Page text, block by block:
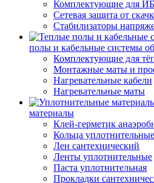
Комплектующие для
Сетевая защита от
Стабилизаторы
полы и кабельные системы
Комплектующие для
Монтажные маты и
Нагревательные кабели
Нагревательные маты
материалы
Клей-герметик
Кольца уплотнительные
Лен сантехнический
Ленты уплотнительные
Паста уплотнительная
Прокладки